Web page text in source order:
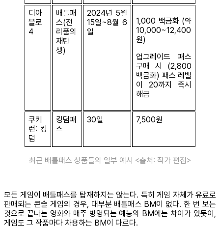
디아
블로
4
배틀패
스(전
리품의
재탄
생)
2024년 5월
15일~8월 6
일
1,000 백금화 (약
10,000~12,400
원)
업그레이드 패스
구매 시 (2,800
백금화) 패스 레벨
이 20까지 즉시
해금
쿠키
런: 킹
덤
킹덤패
스
30일 7,500원
최근 배틀패스 상품들의 일부 예시 <출처: 작가 편집>
모든 게임이 배틀패스를 탑재하지는 않는다. 특히 게임 자체가 유료로
판매되는 콘솔 게임의 경우, 대부분 배틀패스 BM이 없다. 한 번 보는
것으로 끝나는 영화와 매주 방영되는 예능의 BM에는 차이가 있듯이,
게임도 그 작품마다 차용하는 BM이 다르다.